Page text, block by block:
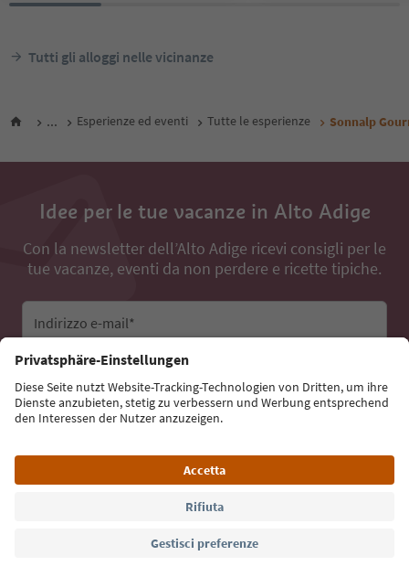
Tutti gli alloggi nelle vicinanze
... Esperienze ed eventi Tutte le esperienze Sonnalp
Idee per le tue vacanze in Alto Adige
Con la newsletter dell’Alto Adige ricevi consigli per le
tue vacanze, eventi da non perdere e ricette tipiche.
Indirizzo e-mail*
Iscriviti alla newsletter